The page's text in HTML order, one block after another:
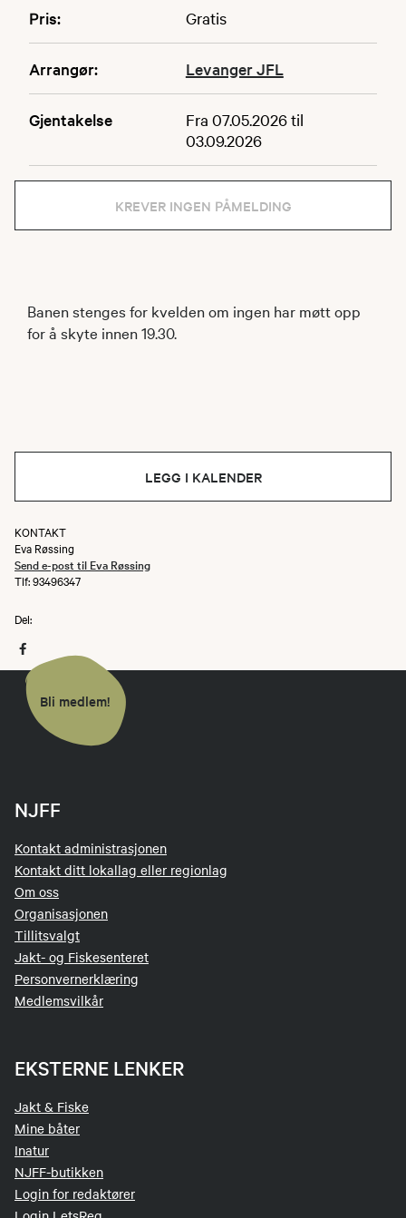
Pris: Gratis
Arrangør: Levanger JFL
Gjentakelse
Fra 07.05.2026 til
03.09.2026
KREVER INGEN PÅMELDING
Banen stenges for kvelden om ingen har møtt opp
for å skyte innen 19.30.
LEGG I KALENDER
KONTAKT
Eva Røssing
Send e-post til Eva Røssing
Tlf: 93496347
Del:
Bli medlem!
NJFF
Kontakt administrasjonen
Kontakt ditt lokallag eller regionlag
Om oss
Organisasjonen
Tillitsvalgt
Jakt- og Fiskesenteret
Personvernerklæring
Medlemsvilkår
EKSTERNE LENKER
Jakt & Fiske
Mine båter
Inatur
NJFF-butikken
Login for redaktører